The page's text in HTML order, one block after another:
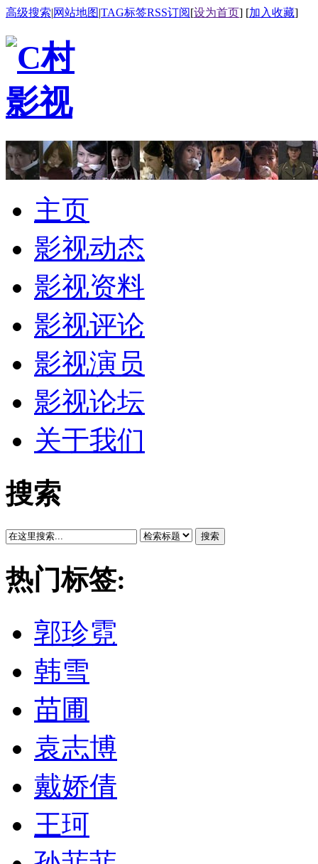
高级搜索|网站地图|TAG标签RSS订阅[设为首页] [加入收藏]
主页
影视动态
影视资料
影视评论
影视演员
影视论坛
关于我们
搜索
搜索
热门标签:
郭珍霓
韩雪
苗圃
袁志博
戴娇倩
王珂